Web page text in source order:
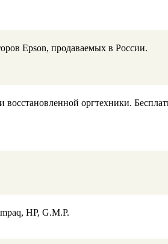
Epson, продаваемых в России.
оргтехники.
HP, G.M.P.